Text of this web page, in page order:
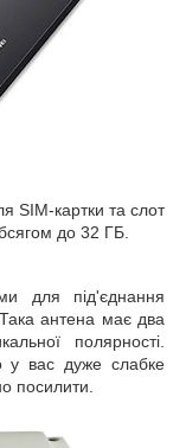
SIM-картки та слот
до 32 ГБ.
для під'єднання
антена має два
полярності.
у вас дуже слабке
посилити.